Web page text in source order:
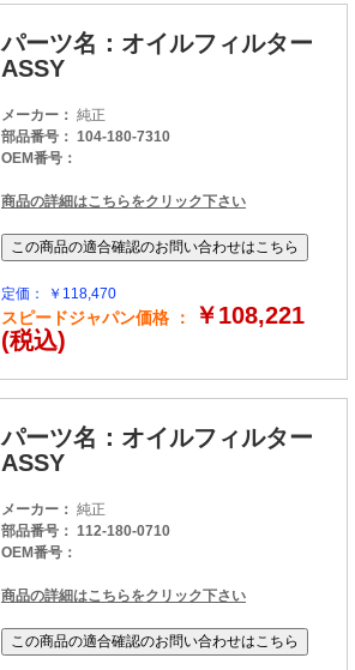
パーツ名：オイルフィルター
ASSY
メーカー： 純正
部品番号： 104-180-7310
OEM番号：
商品の詳細はこちらをクリック下さい
定価： ￥118,470
スピードジャパン価格 ：
￥108,221
(税込)
パーツ名：オイルフィルター
ASSY
メーカー： 純正
部品番号： 112-180-0710
OEM番号：
商品の詳細はこちらをクリック下さい